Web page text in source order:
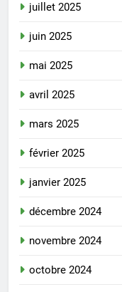
juillet 2025
juin 2025
mai 2025
avril 2025
mars 2025
février 2025
janvier 2025
décembre 2024
novembre 2024
octobre 2024